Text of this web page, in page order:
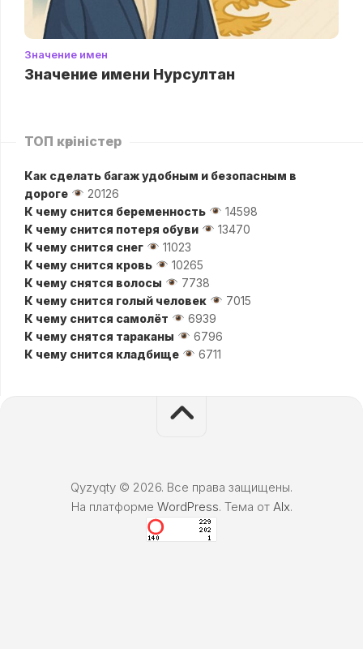
Значение имен
Значение имени Нурсултан
ТОП көріністер
Как сделать багаж удобным и безопасным в
дороге
20126
К чему снится беременность
14598
К чему снится потеря обуви
13470
К чему снится снег
11023
К чему снится кровь
10265
К чему снятся волосы
7738
К чему снится голый человек
7015
К чему снится самолёт
6939
К чему снятся тараканы
6796
К чему снится кладбище
6711
Qyzyqty © 2026. Все права защищены.
На платформе WordPress. Тема от Alx.